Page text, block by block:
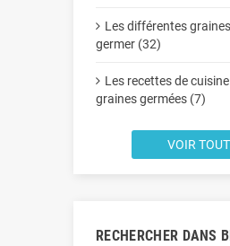
Les différentes
germer (32)
Les recettes de
graines germées (7)
VOIR TOUT
RECHERCHER DANS